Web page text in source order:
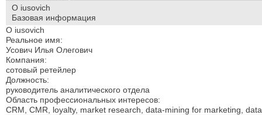
О iusovich
Базовая информация
О iusovich
Реальное имя:
Усович Илья Олегович
Компания:
сотовый ретейлер
Должность:
руководитель аналитического отдела
Область профессиональных интересов:
CRM, CMR, loyalty, market research, data-mining for marketing,